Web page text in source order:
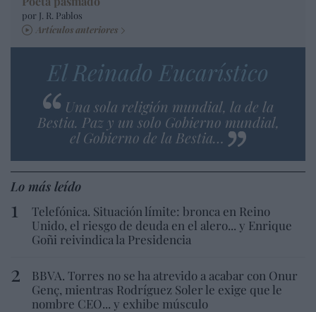
por J. R. Pablos
Artículos anteriores
El Reinado Eucarístico
Una sola religión mundial, la de la
Bestia. Paz y un solo Gobierno mundial,
el Gobierno de la Bestia…
Lo más leído
Telefónica. Situación límite: bronca en Reino
Unido, el riesgo de deuda en el alero... y Enrique
Goñi reivindica la Presidencia
BBVA. Torres no se ha atrevido a acabar con Onur
Genç, mientras Rodríguez Soler le exige que le
nombre CEO... y exhibe músculo